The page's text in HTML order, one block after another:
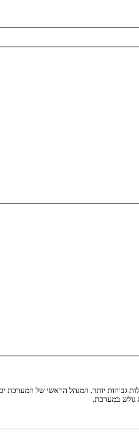
גבוהות יותר. המנהל הראשי של
גולש במערכת.